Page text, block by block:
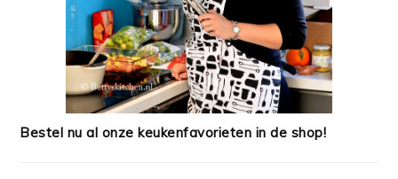
Bestel nu al onze keukenfavorieten in de shop!